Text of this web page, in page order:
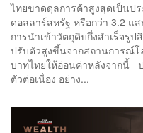
ไทยขาดดุลการค้าสูงสุดเป็นป
ดอลลาร์สหรัฐ หรือกว่า 3.2 แ
การนำเข้าวัตถุดิบกึ่งสำเร็จรู
ปรับตัวสูงขึ้นจากสถานการณ์โ
บาทไทยให้อ่อนค่าหลังจากนี้
ตัวต่อเนื่อง อย่าง...